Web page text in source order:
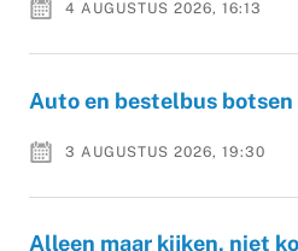
4 AUGUSTUS 2026, 16:13
Auto en bestelbus botsen
3 AUGUSTUS 2026, 19:30
Alleen maar kijken, niet